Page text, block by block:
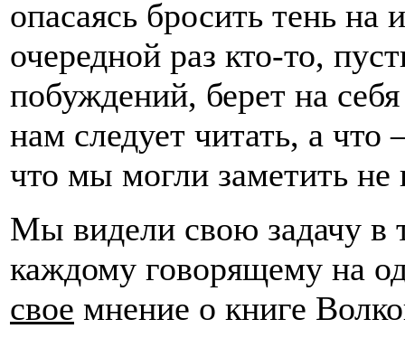
опасаясь бросить тень на
очередной раз кто-то,
побуждений, берет на
нам следует читать, а
что мы могли заметить не
Мы видели свою задачу в
каждому говорящему на
свое мнение о книге